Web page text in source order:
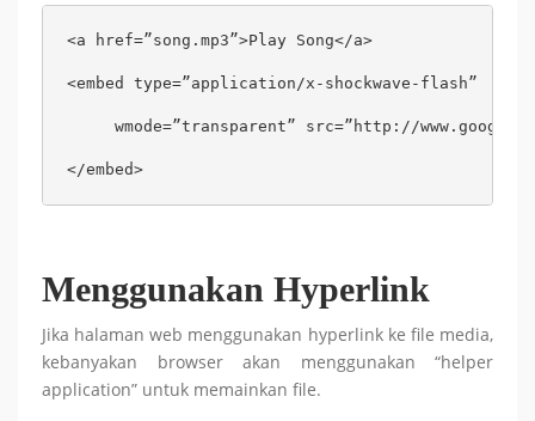
<a href=”song.mp3”>Play Song</a>
<embed type=”application/x-shockwave-flash”
wmode=”transparent” src=”http://
</embed>
Menggunakan Hyperlink
Jika halaman web menggunakan hyperlink ke file media,
kebanyakan browser akan menggunakan “helper
application” untuk memainkan file.